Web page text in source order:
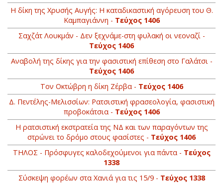
Η δίκη της Χρυσής Αυγής: H καταδικαστική αγόρευση του Θ.
Καμπαγιάννη - Τεύχος 1406
Σαχζάτ Λουκμάν - Δεν ξεχνάμε-στη φυλακή οι νεοναζί -
Τεύχος 1406
Αναβολή της δίκης για την φασιστική επίθεση στο Γαλάτσι -
Τεύχος 1406
Τον Οκτώβρη η δίκη Ζέρβα - Τεύχος 1406
Δ. Πεντέλης-Μελισσίων: Ρατσιστική φρασεολογία, φασιστική
προβοκάτσια - Τεύχος 1406
Η ρατσιστική εκστρατεία της ΝΔ και των παραγόντων της
στρώνει το δρόμο στους φασίστες - Τεύχος 1406
ΤΗΛΟΣ - Πρόσφυγες καλοδεχούμενοι για πάντα - Τεύχος
1338
Σύσκεψη φορέων στα Χανιά για τις 15/9 - Τεύχος 1338